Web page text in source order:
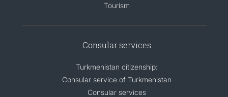
Tourism
Consular services
Turkmenistan citizenship:
Consular service of Turkmenistan
Consular services